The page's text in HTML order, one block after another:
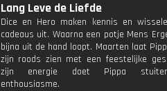
Lang Leve de Liefde
Dice en Hero maken kennis en
cadeaus uit. Waarna een potje Mens
bijna uit de hand loopt. Maarten laat
zijn roods zien met een feestelijke
zijn energie doet Pippa
enthousiasme.